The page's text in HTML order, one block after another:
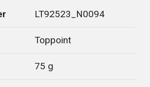
LT92523_N0094
Toppoint
75 g